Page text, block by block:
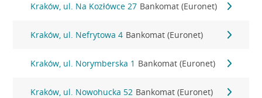
Kraków, ul. Na Kozłówce 27 Bankomat (Euronet)
Kraków, ul. Nefrytowa 4 Bankomat (Euronet)
Kraków, ul. Norymberska 1 Bankomat (Euronet)
Kraków, ul. Nowohucka 52 Bankomat (Euronet)